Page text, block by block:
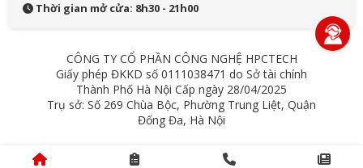
Thời gian mở cửa: 8h30 - 21h00
CÔNG TY CỔ PHẦN CÔNG NGHỆ HPCTECH
Giấy phép ĐKKD số 0111038471 do Sở tài chính
Thành Phố Hà Nội Cấp ngày 28/04/2025
Trụ sở: Số 269 Chùa Bộc, Phường Trung Liệt, Quận
Đống Đa, Hà Nội